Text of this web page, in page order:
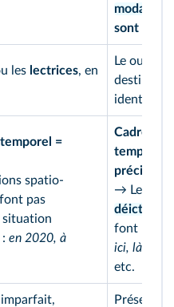
sont
les lectrices, en
Le ou la
=
spatio-
pas
situation
en 2020, à
Cadre
temporel
précis et
→ Les
déictiques
font
ici, là,
etc.
imparfait,
Présent,